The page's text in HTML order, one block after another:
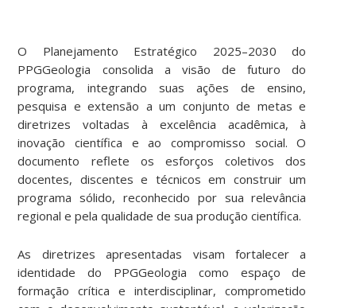
O Planejamento Estratégico 2025–2030 do
PPGGeologia consolida a visão de futuro do
programa, integrando suas ações de ensino,
pesquisa e extensão a um conjunto de metas e
diretrizes voltadas à excelência acadêmica, à
inovação científica e ao compromisso social. O
documento reflete os esforços coletivos dos
docentes, discentes e técnicos em construir um
programa sólido, reconhecido por sua relevância
regional e pela qualidade de sua produção científica.
As diretrizes apresentadas visam fortalecer a
identidade do PPGGeologia como espaço de
formação crítica e interdisciplinar, comprometido